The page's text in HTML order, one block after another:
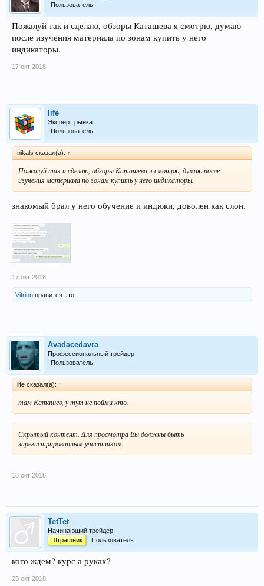
Пользователь
Пожалуй так и сделаю, обзоры Каташева я смотрю, думаю
после изучения материала по зонам купить у него
индикаторы.
17 окт 2018
life
Эксперт рынка
Пользователь
nikals сказал(а): ↑
Пожалуй так и сделаю, обзоры Каташева я смотрю, думаю после
изучения материала по зонам купить у него индикаторы.
знакомый брал у него обучение и индюки, доволен как слон.
17 окт 2018
Vitrion нравится это.
Avadacedavra
Профессиональный трейдер
Пользователь
life сказал(а): ↑
там Каташев, у тут не пойми кто.
Скрытый контент. Для просмотра Вы должны быть
зарегистрированным участником.
18 окт 2018
TetTet
Начинающий трейдер
Штрафник
Пользователь
кого ждем? курс а руках?
25 окт 2018